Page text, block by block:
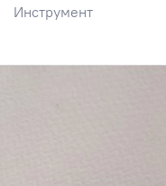
Инструмент